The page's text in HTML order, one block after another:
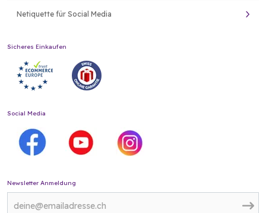
Netiquette für Social Media
Sicheres Einkaufen
Social Media
Newsletter Anmeldung